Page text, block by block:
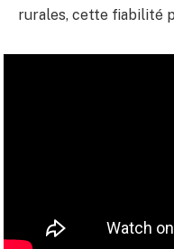
rurales, cette fiabilité